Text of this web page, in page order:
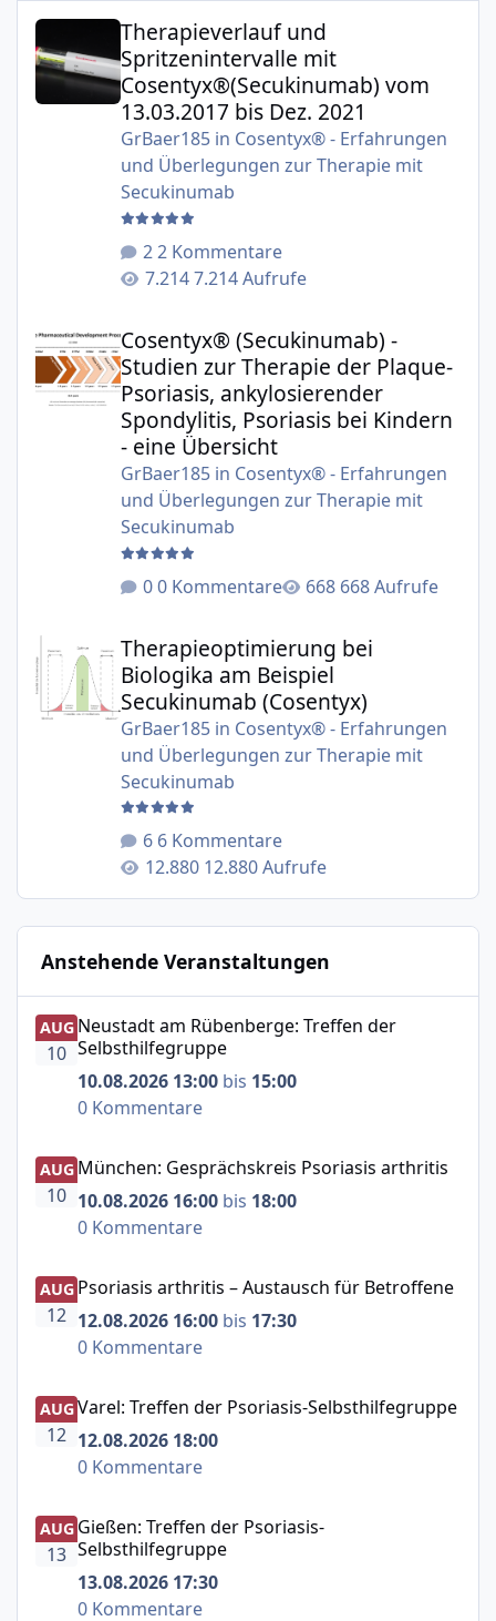
Therapieverlauf und Spritzenintervalle mit
Therapieverlauf und
Spritzenintervalle mit
Cosentyx®(Secukinumab) vom
13.03.2017 bis Dez. 2021
GrBaer185in Cosentyx® - Erfahrungen
und Überlegungen zur Therapie mit
Secukinumab
2 Kommentare
7.214 Aufrufe
Cosentyx® (Secukinumab) -
Studien zur Therapie der Plaque-
Psoriasis, ankylosierender
Spondylitis, Psoriasis bei Kindern
- eine Übersicht
GrBaer185in Cosentyx® - Erfahrungen
und Überlegungen zur Therapie mit
Secukinumab
0 Kommentare
668 Aufrufe
Therapieoptimierung bei Biologika am Beispiel
Therapieoptimierung bei
Biologika am Beispiel
Secukinumab (Cosentyx)
GrBaer185in Cosentyx® - Erfahrungen
und Überlegungen zur Therapie mit
Secukinumab
6 Kommentare
12.880 Aufrufe
Anstehende Veranstaltungen
Neustadt am Rübenberge: Treffen der Selbsthilfegruppe
AUG
10
Neustadt am Rübenberge: Treffen der
Selbsthilfegruppe
10.08.2026 13:00 bis 15:00
0 Kommentare
München: Gesprächskreis Psoriasis arthritis
AUG
10
München: Gesprächskreis Psoriasis arthritis
10.08.2026 16:00 bis 18:00
0 Kommentare
Psoriasis arthritis – Austausch für Betroffene
AUG
12
Psoriasis arthritis – Austausch für Betroffene
12.08.2026 16:00 bis 17:30
0 Kommentare
Varel: Treffen der Psoriasis-Selbsthilfegruppe
AUG
12
Varel: Treffen der Psoriasis-Selbsthilfegruppe
12.08.2026 18:00
0 Kommentare
Gießen: Treffen der Psoriasis-Selbsthilfegruppe
AUG
13
Gießen: Treffen der Psoriasis-
Selbsthilfegruppe
13.08.2026 17:30
0 Kommentare